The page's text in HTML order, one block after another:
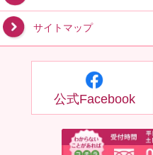
サイトマップ
公式Facebook